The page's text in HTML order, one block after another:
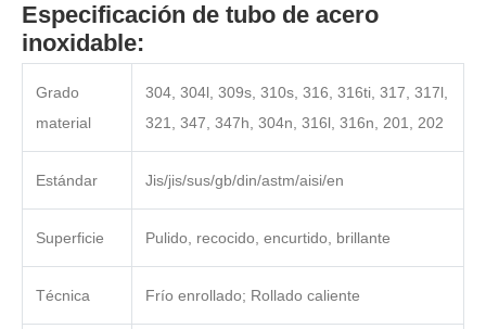
Especificación de tubo de acero
inoxidable:
Grado
material
304, 304l, 309s, 310s, 316, 316ti, 317, 317l,
321, 347, 347h, 304n, 316l, 316n, 201, 202
Estándar Jis/jis/sus/gb/din/astm/aisi/en
Superficie Pulido, recocido, encurtido, brillante
Técnica Frío enrollado; Rollado caliente